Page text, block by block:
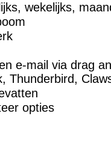
wekelijks,
e-mail via drag
Thunderbird,
opties